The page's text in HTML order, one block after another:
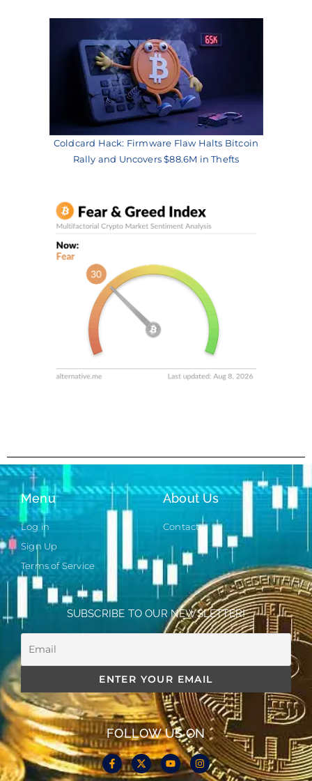
Coldcard Hack: Firmware Flaw Halts Bitcoin
Rally and Uncovers $88.6M in Thefts
Menu
Log in
Sign Up
Terms of Service
About Us
Contact
SUBSCRIBE TO OUR NEWSLETTER!
FOLLOW US ON